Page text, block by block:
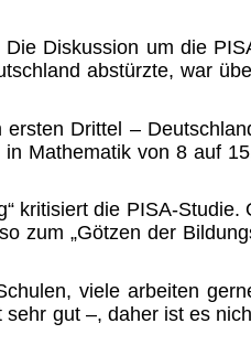
Dis­kussion um die
ab­stürzte, war
Drittel –
Mathematik von 8 auf
kriti­siert die PISA-Studie.
„Götzen der
viele arbeiten
gut –, daher ist es